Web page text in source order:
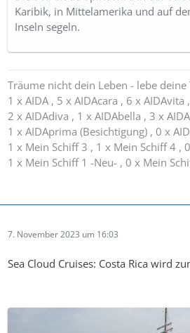
Karibik, in Mittelamerika und auf
Inseln segeln.
Träume nicht dein Leben - lebe deine
1 x AIDA , 5 x AIDAcara , 6 x
2 x AIDAdiva , 1 x AIDAbella , 3 x
1 x AIDAprima (Besichtigung) , 0 x
1 x Mein Schiff 3 , 1 x Mein Schiff 4 ,
1 x Mein Schiff 1 -Neu- , 0 x Mein
7. November 2023 um 16:03
Sea Cloud Cruises: Costa Rica wird